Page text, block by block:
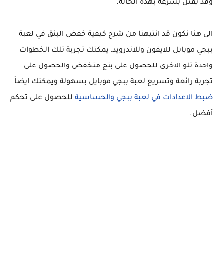
وقد يقتل بسرعة بهذة الحالة.
الى هنا نكون قد انتيهنا من شرح كيفية خفض البنق في لعبة
ببجي موبايل للايفون وللاندرويد، يمكنك تجربة تلك الخطوات
واحدة تلو الاخرى للحصول على بنج منخفض والحصول على
تجربة رائعة وتسريع لعبة ببجي موبايل بسهولة ويمكنك ايضاَ
ضبط الاعدادات في لعبة ببجي والحساسية للحصول على تحكم
أفضل.